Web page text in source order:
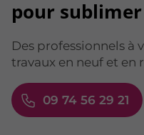
pour
Des professionnels à
travaux en neuf et en
09 74 56 29 21